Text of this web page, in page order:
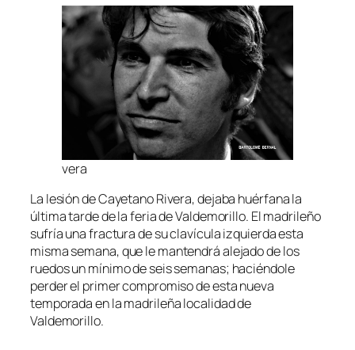
vera
La lesión de Cayetano Rivera, dejaba huérfana la
última tarde de la feria de Valdemorillo. El madrileño
sufría una fractura de su clavícula izquierda esta
misma semana, que le mantendrá alejado de los
ruedos un mínimo de seis semanas; haciéndole
perder el primer compromiso de esta nueva
temporada en la madrileña localidad de
Valdemorillo.